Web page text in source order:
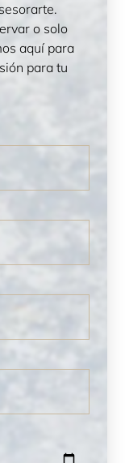
o solo
aquí para
para tu